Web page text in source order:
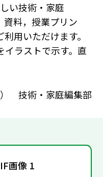
い技術・家庭
資料，授業プリン
用いただけます。
イラストで示す。直
技術・家庭編集部
画像 1